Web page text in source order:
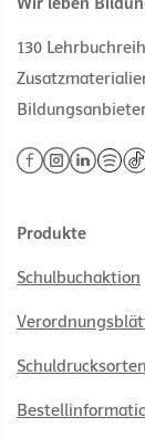
130
Produkte
Schulbuchaktion
Schuldrucksorten